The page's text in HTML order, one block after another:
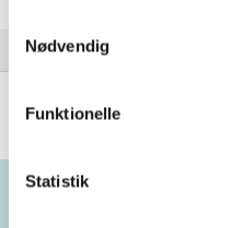
Nødvendig
Funktionelle
Statistik
Tales of brave Ulysses